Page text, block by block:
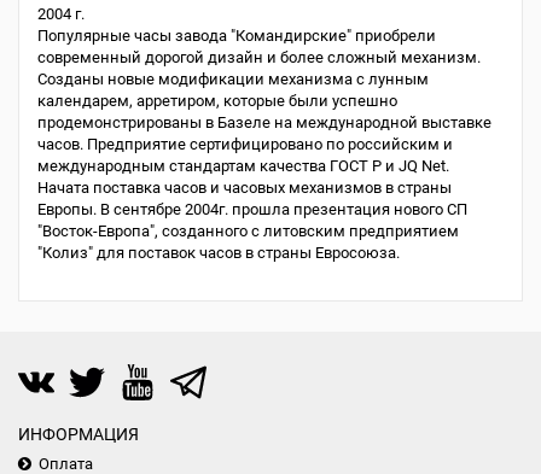
2004 г.
Популярные часы завода "Командирские" приобрели
современный дорогой дизайн и более сложный механизм.
Созданы новые модификации механизма с лунным
календарем, арретиром, которые были успешно
продемонстрированы в Базеле на международной выставке
часов. Предприятие сертифицировано по российским и
международным стандартам качества ГОСТ Р и JQ Net.
Начата поставка часов и часовых механизмов в страны
Европы. В сентябре 2004г. прошла презентация нового СП
"Восток-Европа", созданного с литовским предприятием
"Колиз" для поставок часов в страны Евросоюза.
ИНФОРМАЦИЯ
Оплата